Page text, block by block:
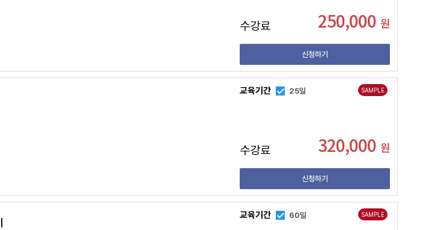
수강료 250,000 원
신청하기
교육기간 25일 SAMPLE
수강료 320,000 원
신청하기
교육기간 60일 SAMPLE